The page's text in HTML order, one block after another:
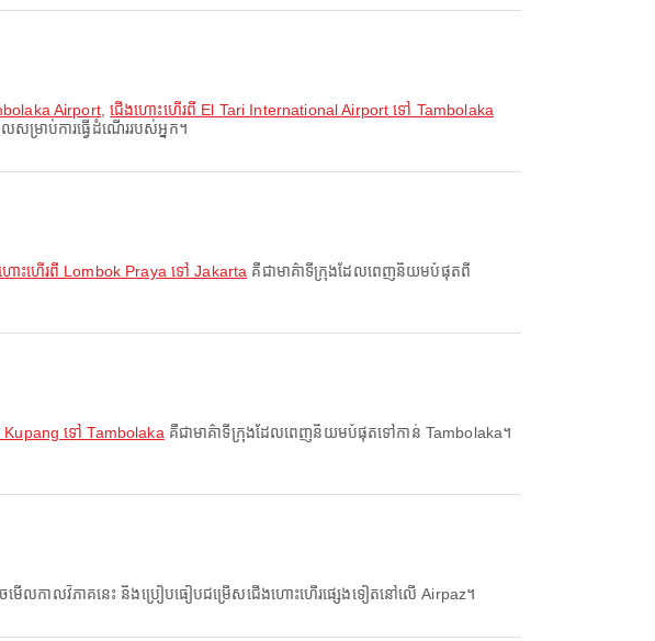
Airport,ជើងហោះហើរពី El Tari International Airport ទៅ Tambolaka
ម្រាប់ការធ្វើដំណើររបស់អ្នក។
ោះហើរពី Lombok Praya ទៅ Jakarta គឺជាមាគ៌ាទីក្រុងដែលពេញនិយមបំផុតពី
Kupang ទៅ Tambolaka គឺជាមាគ៌ាទីក្រុងដែលពេញនិយមបំផុតទៅកាន់ Tambolaka។
លកាលវិភាគនេះ និងប្រៀបធៀបជម្រើសជើងហោះហើរផ្សេងទៀតនៅលើ Airpaz។